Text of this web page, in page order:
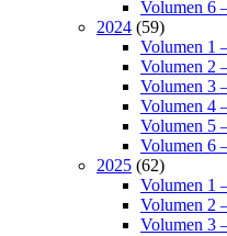
Volumen 6
2024 (59)
Volumen 1
Volumen 2
Volumen 3
Volumen 4
Volumen 5
Volumen 6
2025 (62)
Volumen 1
Volumen 2
Volumen 3